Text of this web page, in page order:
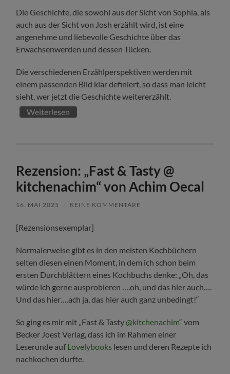
Die Geschichte, die sowohl aus der Sicht von Sophia, als
auch aus der Sicht von Josh erzählt wird, ist eine
angenehme und liebevolle Geschichte über das
Erwachsenwerden und dessen Tücken.
Die verschiedenen Erzählperspektiven werden mit
einem passenden Bild klar definiert, so dass man leicht
sieht, wer jetzt die Geschichte weitererzählt.
Weiterlesen
Rezension: „Fast & Tasty @
kitchenachim“ von Achim Oecal
16. MAI 2025 KEINE KOMMENTARE
[Rezensionsexemplar]
Normalerweise gibt es in den meisten Kochbüchern
selten diesen einen Moment, in dem ich schon beim
ersten Durchblättern eines Kochbuchs denke: „Oh, das
würde ich gerne ausprobieren ….oh, und das hier auch….
Und das hier….ach ja, das hier auch ganz unbedingt!“
So ging es mir mit „Fast & Tasty@kitchenachim“ vom
Becker Joest Verlag, dass ich im Rahmen einer
Leserunde auf Lovelybooks lesen und deren Rezepte ich
nachkochen durfte.